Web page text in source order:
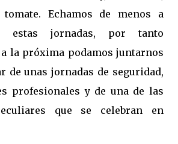
Echamos de menos a
estas jornadas, por tanto
a la próxima podamos juntarnos
de unas jornadas de seguridad,
profesionales y de una de las
que se celebran en